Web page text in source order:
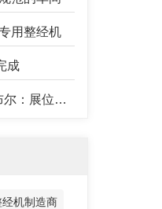
用整经机
成
928B 整经机已到位
经机制造商